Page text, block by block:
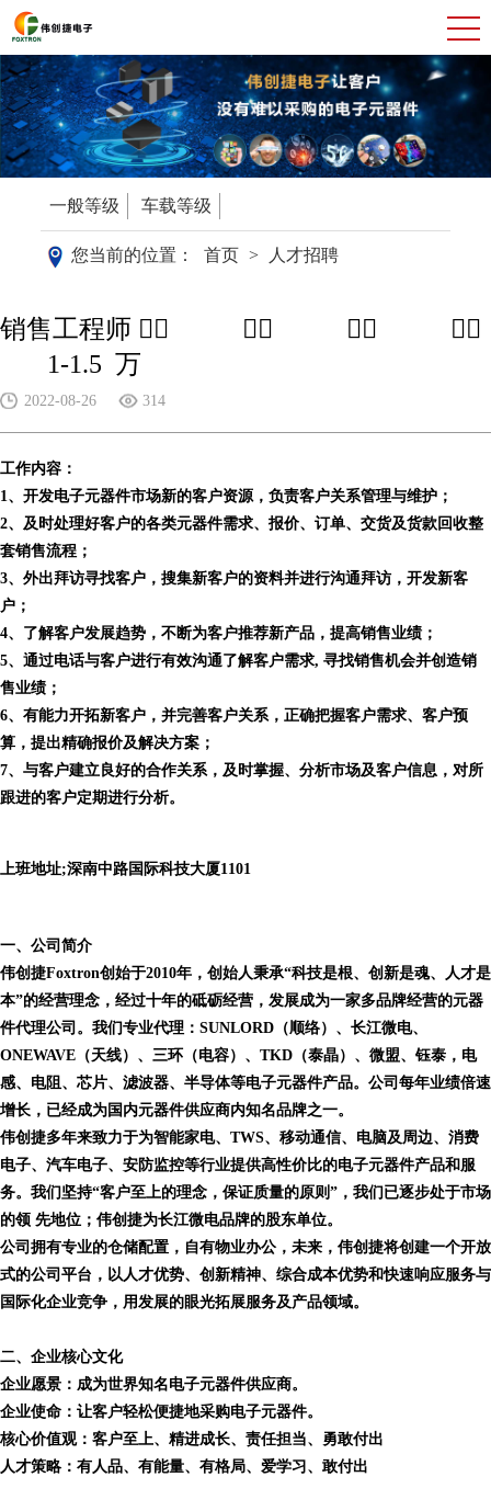
一般等级 车载等级
您当前的位置： 首页 > 人才招聘
销售工程师 ᅟᅠ ‎‏ ᅟᅠ ‎‏ ᅟᅠ ‎‏ ᅟᅠ
‎‏ 1-1.5万
2022-08-26 314
工作内容：
1、开发电子元器件市场新的客户资源，负责客户关系管理与维护；
2、及时处理好客户的各类元器件需求、报价、订单、交货及货款回收整
套销售流程；
3、外出拜访寻找客户，搜集新客户的资料并进行沟通拜访，开发新客
户；
4、了解客户发展趋势，不断为客户推荐新产品，提高销售业绩；
5、通过电话与客户进行有效沟通了解客户需求, 寻找销售机会并创造销
售业绩；
6、有能力开拓新客户，并完善客户关系，正确把握客户需求、客户预
算，提出精确报价及解决方案；
7、与客户建立良好的合作关系，及时掌握、分析市场及客户信息，对所
跟进的客户定期进行分析。
上班地址;深南中路国际科技大厦1101
一、公司简介
伟创捷Foxtron创始于2010年，创始人秉承“科技是根、创新是魂、人才是
本”的经营理念，经过十年的砥砺经营，发展成为一家多品牌经营的元器
件代理公司。我们专业代理：SUNLORD（顺络）、长江微电、
ONEWAVE（天线）、三环（电容）、TKD（泰晶）、微盟、钰泰，电
感、电阻、芯片、滤波器、半导体等电子元器件产品。公司每年业绩倍速
增长，已经成为国内元器件供应商内知名品牌之一。
伟创捷多年来致力于为智能家电、TWS、移动通信、电脑及周边、消费
电子、汽车电子、安防监控等行业提供高性价比的电子元器件产品和服
务。我们坚持“客户至上的理念，保证质量的原则”，我们已逐步处于市场
的领 先地位；伟创捷为长江微电品牌的股东单位。
公司拥有专业的仓储配置，自有物业办公，未来，伟创捷将创建一个开放
式的公司平台，以人才优势、创新精神、综合成本优势和快速响应服务与
国际化企业竞争，用发展的眼光拓展服务及产品领域。
二、企业核心文化
企业愿景：成为世界知名电子元器件供应商。
企业使命：让客户轻松便捷地采购电子元器件。
核心价值观：客户至上、精进成长、责任担当、勇敢付出
人才策略：有人品、有能量、有格局、爱学习、敢付出